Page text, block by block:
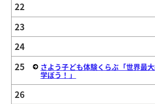
22
23
24
25
さよう子ども体験くらぶ「世界最
学ぼう！」
26